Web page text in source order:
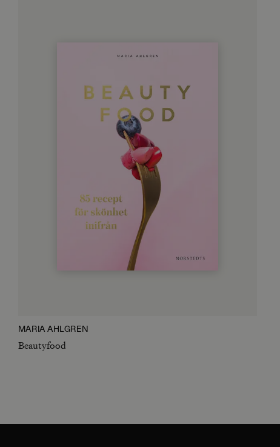
MARIA AHLGREN
Beautyfood